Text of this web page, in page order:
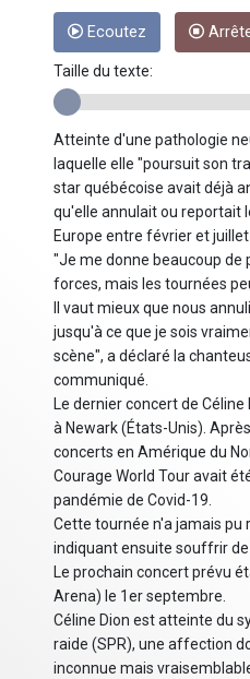
Ecoutez
Taille du texte:
Atteinte d'une pathologie
laquelle elle "poursuit son
star québécoise avait déjà
qu'elle annulait ou reportait
Europe entre février et
"Je me donne beaucoup de
forces, mais les tournées
Il vaut mieux que nous
jusqu'à ce que je sois
scène", a déclaré la
communiqué.
Le dernier concert de
à Newark (États-Unis).
concerts en Amérique du
Courage World Tour avait
pandémie de Covid-19.
Cette tournée n'a jamais pu
indiquant ensuite souffrir
Le prochain concert prévu
Arena) le 1er septembre.
Céline Dion est atteinte du
raide (SPR), une affection
inconnue mais